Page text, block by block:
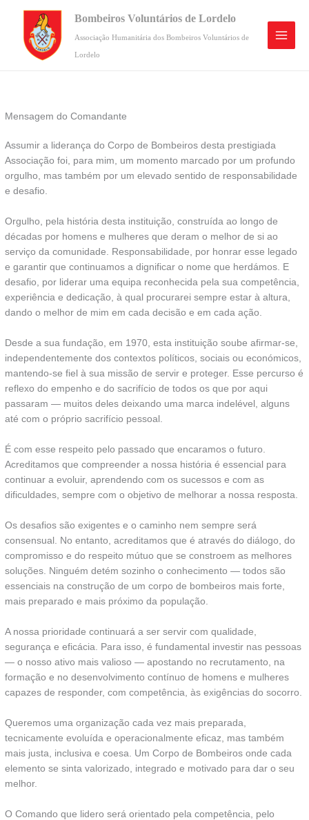
content
Bombeiros Voluntários de Lordelo
Associação Humanitária dos Bombeiros Voluntários de
Lordelo
Mensagem do Comandante
Assumir a liderança do Corpo de Bombeiros desta prestigiada
Associação foi, para mim, um momento marcado por um profundo
orgulho, mas também por um elevado sentido de responsabilidade
e desafio.
Orgulho, pela história desta instituição, construída ao longo de
décadas por homens e mulheres que deram o melhor de si ao
serviço da comunidade. Responsabilidade, por honrar esse legado
e garantir que continuamos a dignificar o nome que herdámos. E
desafio, por liderar uma equipa reconhecida pela sua competência,
experiência e dedicação, à qual procurarei sempre estar à altura,
dando o melhor de mim em cada decisão e em cada ação.
Desde a sua fundação, em 1970, esta instituição soube afirmar-se,
independentemente dos contextos políticos, sociais ou económicos,
mantendo-se fiel à sua missão de servir e proteger. Esse percurso é
reflexo do empenho e do sacrifício de todos os que por aqui
passaram — muitos deles deixando uma marca indelével, alguns
até com o próprio sacrifício pessoal.
É com esse respeito pelo passado que encaramos o futuro.
Acreditamos que compreender a nossa história é essencial para
continuar a evoluir, aprendendo com os sucessos e com as
dificuldades, sempre com o objetivo de melhorar a nossa resposta.
Os desafios são exigentes e o caminho nem sempre será
consensual. No entanto, acreditamos que é através do diálogo, do
compromisso e do respeito mútuo que se constroem as melhores
soluções. Ninguém detém sozinho o conhecimento — todos são
essenciais na construção de um corpo de bombeiros mais forte,
mais preparado e mais próximo da população.
A nossa prioridade continuará a ser servir com qualidade,
segurança e eficácia. Para isso, é fundamental investir nas pessoas
— o nosso ativo mais valioso — apostando no recrutamento, na
formação e no desenvolvimento contínuo de homens e mulheres
capazes de responder, com competência, às exigências do socorro.
Queremos uma organização cada vez mais preparada,
tecnicamente evoluída e operacionalmente eficaz, mas também
mais justa, inclusiva e coesa. Um Corpo de Bombeiros onde cada
elemento se sinta valorizado, integrado e motivado para dar o seu
melhor.
O Comando que lidero será orientado pela competência, pelo